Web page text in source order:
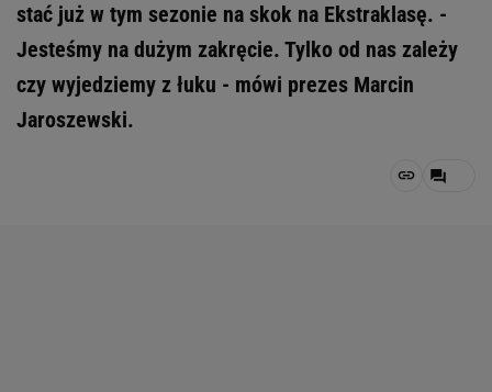
stać już w tym sezonie na skok na Ekstraklasę. -
Jesteśmy na dużym zakręcie. Tylko od nas zależy
czy wyjedziemy z łuku - mówi prezes Marcin
Jaroszewski.